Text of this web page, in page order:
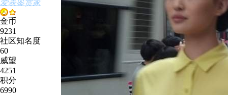
爱表鉴赏家
金币
9231
社区知名度
60
威望
4251
积分
6990